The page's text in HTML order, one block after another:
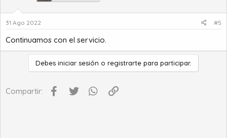
31 Ago 2022 #5
Continuamos con el servicio.
Debes iniciar sesión o registrarte para participar.
Compartir: Facebook
Twitter WhatsApp